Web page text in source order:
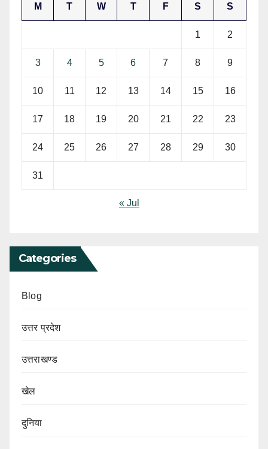
M T W T F S S
1 2
3 4 5 6 7 8 9
10 11 12 13 14 15 16
17 18 19 20 21 22 23
24 25 26 27 28 29 30
31
« Jul
Categories
Blog
उत्तर प्रदेश
उत्तराखण्ड
खेल
दुनिया